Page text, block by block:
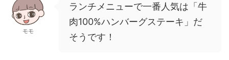
モモ
ランチメニューで一番人気は「牛
肉100%ハンバーグステーキ」だ
そうです！